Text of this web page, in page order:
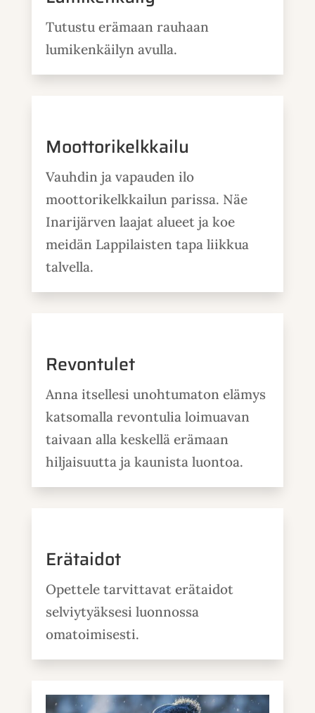
Tutustu erämaan rauhaan
lumikenkäilyn avulla.
Moottorikelkkailu
Vauhdin ja vapauden ilo
moottorikelkkailun parissa. Näe
Inarijärven laajat alueet ja koe
meidän Lappilaisten tapa liikkua
talvella.
Revontulet
Anna itsellesi unohtumaton elämys
katsomalla revontulia loimuavan
taivaan alla keskellä erämaan
hiljaisuutta ja kaunista luontoa.
Erätaidot
Opettele tarvittavat erätaidot
selviytyäksesi luonnossa
omatoimisesti.